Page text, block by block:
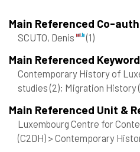
Main Referenced Co-
SCUTO, Denis (1)
Main Referenced
Contemporary History of
studies(2); Migration History
Main Referenced Unit &
Luxembourg Centre for
(C2DH) > Contemporary